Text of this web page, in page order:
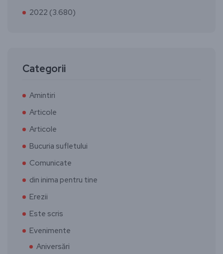
2022 (3.680)
Categorii
Amintiri
Articole
Articole
Bucuria sufletului
Comunicate
din inima pentru tine
Erezii
Este scris
Evenimente
Aniversări